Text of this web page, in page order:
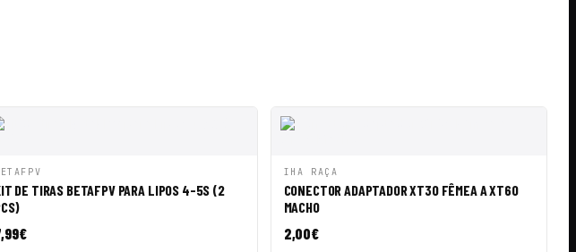
VISTA RÁPIDA
DE TIRAS BETAFPV PARA LIPOS 4-5S (2
€
VISTA RÁPIDA
CARRINHO
IHA RAÇA
CONECTOR ADAPTADOR XT30 FÊMEA A XT60
MACHO
2,00€